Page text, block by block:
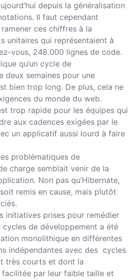
depuis la généralisation
Il faut cependant
ces chiffres à la
unitaires qui représentaient à
vous, 248.000 lignes de code.
qu’un cycle de
deux semaines pour une
bien trop long. De plus, cela ne
du monde du web.
trop rapide pour les équipes qui
aux cadences exigées par le
un applicatif aussi lourd à faire
problématiques de
charge semblait venir de la
Non pas qu’Hibernate,
remis en cause, mais plutôt
initiatives prises pour remédier
cycles de développement a été
monolithique en différentes
indépendantes avec des cycles
très courts et dont la
par leur faible taille et